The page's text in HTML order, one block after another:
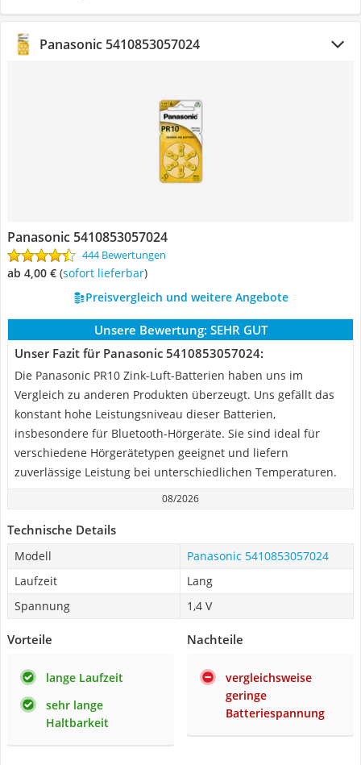
Panasonic 5410853057024
Panasonic 5410853057024
444 Bewertungen
ab 4,00 € ( Sofort lieferbar)
Preisvergleich und weitere Angebote
Unsere Bewertung: SEHR GUT
Unser Fazit für Panasonic 5410853057024:
Die Panasonic PR10 Zink-Luft-Batterien haben uns im
Vergleich zu anderen Produkten überzeugt. Uns gefällt das
konstant hohe Leistungsniveau dieser Batterien,
insbesondere für Bluetooth-Hörgeräte. Sie sind ideal für
verschiedene Hörgerätetypen geeignet und liefern
zuverlässige Leistung bei unterschiedlichen Temperaturen.
08/2026
Technische Details
Modell
Panasonic 5410853057024
Laufzeit
Lang
Spannung
1,4 V
Vorteile
lange Laufzeit
sehr lange
Haltbarkeit
Nachteile
vergleichsweise
geringe
Batteriespannung